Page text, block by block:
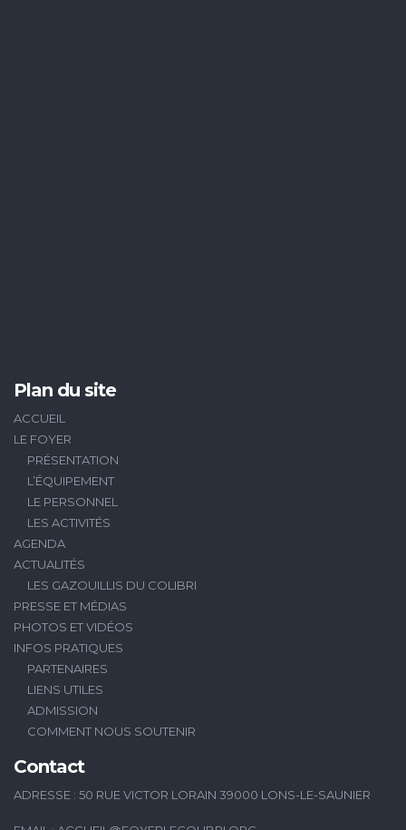
Plan du site
ACCUEIL
LE FOYER
PRÉSENTATION
L’ÉQUIPEMENT
LE PERSONNEL
LES ACTIVITÉS
AGENDA
ACTUALITÉS
LES GAZOUILLIS DU COLIBRI
PRESSE ET MÉDIAS
PHOTOS ET VIDÉOS
INFOS PRATIQUES
PARTENAIRES
LIENS UTILES
ADMISSION
COMMENT NOUS SOUTENIR
Contact
ADRESSE : 50 RUE VICTOR LORAIN 39000 LONS-LE-SAUNIER